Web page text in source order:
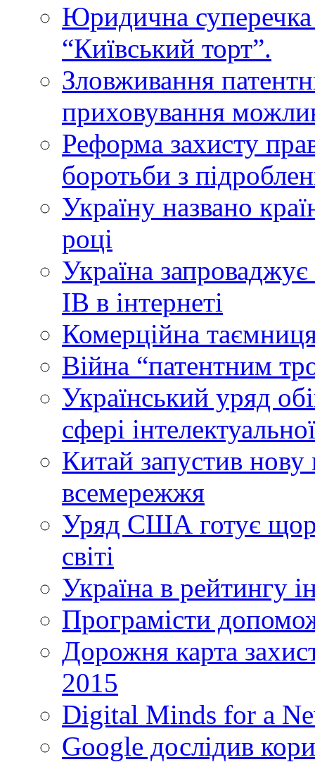
Юридична суперечка
“Київський торт”.
Зловживання
приховування
Реформа захисту
боротьби з
Україну названо
році
Україна
ІВ в інтернеті
Комерційна
Війна “патентним
Український уряд
сфері
Китай запустив
всемережжя
Уряд США готує
світі
Україна в рейтингу
Програмісти
Дорожня карта
2015
Digital Minds for a
Google дослідив